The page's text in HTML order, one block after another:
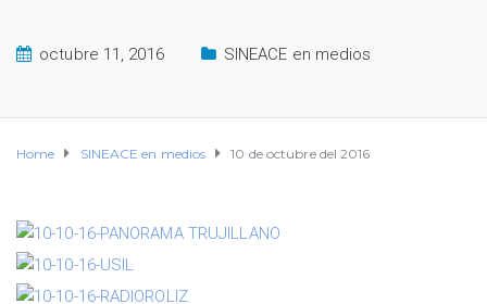
octubre 11, 2016 SINEACE en medios
Home SINEACE en medios 10 de octubre del 2016